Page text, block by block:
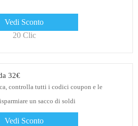
Vedi Sconto
20 Clic
32€
controlla tutti i codici coupon e le
un sacco di soldi
Vedi Sconto